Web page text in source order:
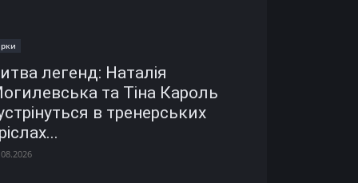
легенд: Наталія
та Тіна Кароль
в тренерських